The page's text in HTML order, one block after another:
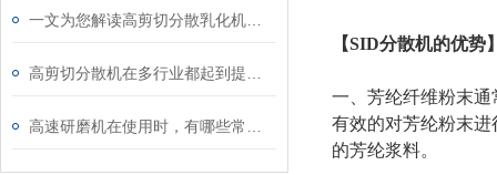
【SID分散机的优势
一、芳纶纤维粉末
有效的对芳纶粉末进
的芳纶浆料。